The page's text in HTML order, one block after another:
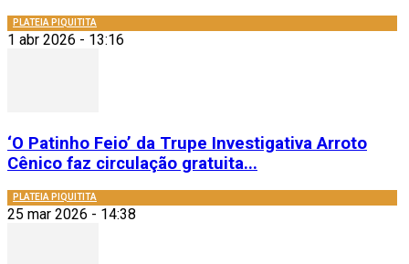
PLATEIA PIQUITITA
1 abr 2026 - 13:16
‘O Patinho Feio’ da Trupe Investigativa Arroto
Cênico faz circulação gratuita...
PLATEIA PIQUITITA
25 mar 2026 - 14:38